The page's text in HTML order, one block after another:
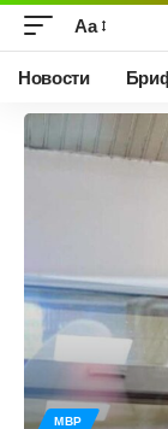
Аа
Новости
МВР